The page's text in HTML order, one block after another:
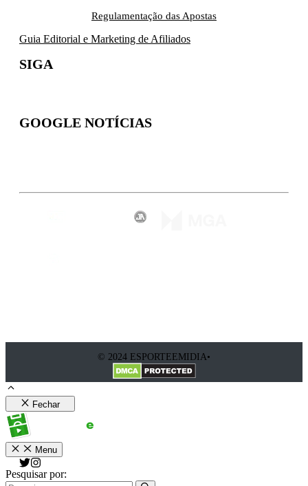
Regulamentação das Apostas
Guia Editorial e Marketing de Afiliados
SIGA
GOOGLE NOTÍCIAS
© 2024 ESPORTEEMIDIA•
Fechar
Menu
Pesquisar por: